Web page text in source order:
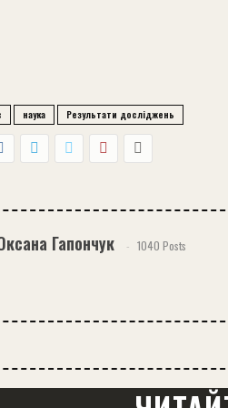
наука Результати досліджень
Гапончук 1040 Posts